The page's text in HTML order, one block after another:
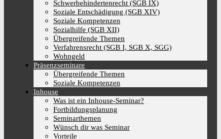
Schwerbehindertenrecht (SGB IX)
Soziale Entschädigung (SGB XIV)
Soziale Kompetenzen
Sozialhilfe (SGB XII)
Übergreifende Themen
Verfahrensrecht (SGB I, SGB X, SGG)
Wohngeld
Präsenzseminare
Übergreifende Themen
Soziale Kompetenzen
Inhouse
Was ist ein Inhouse-Seminar?
Fortbildungsplanung
Seminarthemen
Wünsch dir was Seminar
Vorteile